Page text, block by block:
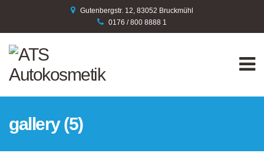
Gutenbergstr. 12, 83052 Bruckmühl
0176 / 800 8888 1
gallery (5)